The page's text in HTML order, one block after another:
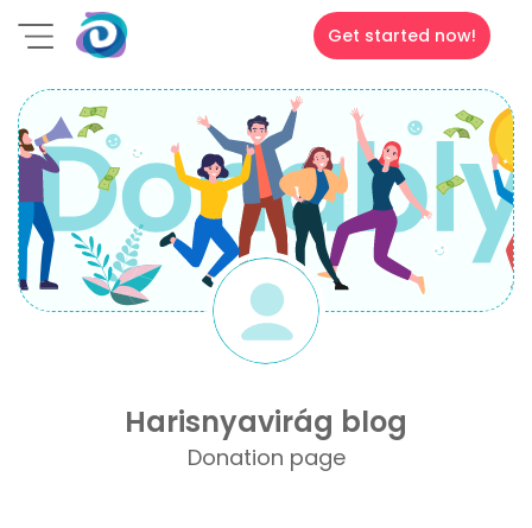
Get started now!
Harisnyavirág blog
Donation page